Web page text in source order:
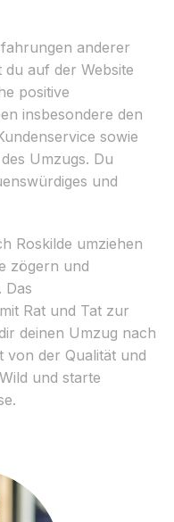
anderer
auf der Website
positive
insbesondere den
sowie
Umzugs. Du
und
Roskilde umziehen
zögern und
Das
Rat und Tat zur
deinen Umzug nach
von der Qualität und
und starte